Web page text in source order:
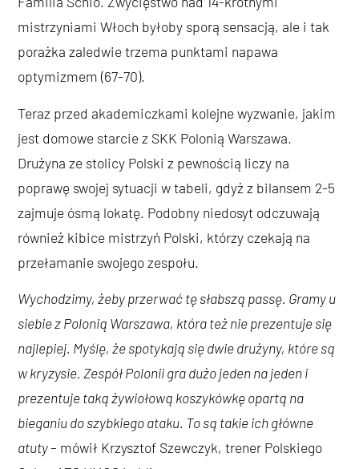
mistrzyniami Włoch byłoby sporą sensacją, ale i tak
porażka zaledwie trzema punktami napawa
optymizmem (67-70).
Teraz przed akademiczkami kolejne wyzwanie, jakim
jest domowe starcie z SKK Polonią Warszawa.
Drużyna ze stolicy Polski z pewnością liczy na
poprawę swojej sytuacji w tabeli, gdyż z bilansem 2-5
zajmuje ósmą lokatę. Podobny niedosyt odczuwają
również kibice mistrzyń Polski, którzy czekają na
przełamanie swojego zespołu.
Wychodzimy, żeby przerwać tę słabszą passę. Gramy u
siebie z Polonią Warszawa, która też nie prezentuje się
najlepiej. Myślę, że spotykają się dwie drużyny, które są
w kryzysie. Zespół Polonii gra dużo jeden na jeden i
prezentuje taką żywiołową koszykówkę opartą na
bieganiu do szybkiego ataku. To są takie ich główne
atuty– mówił Krzysztof Szewczyk, trener Polskiego